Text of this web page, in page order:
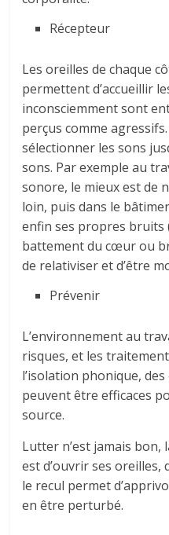
Récepteur
Les oreilles de chaque
permettent d’accueillir
inconsciemment sont
perçus comme
sélectionner les sons
sons. Par exemple au
sonore, le mieux est de
loin, puis dans le
enfin ses propres
battement du cœur ou
de relativiser et d’être
Prévenir
L’environnement au
risques, et les
l’isolation phonique,
peuvent être efficaces
source.
Lutter n’est jamais
est d’ouvrir ses oreilles,
le recul permet
en être perturbé.